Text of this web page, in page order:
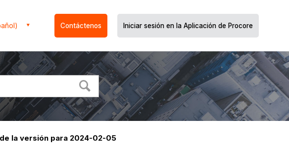
Contáctenos Iniciar sesión en la Aplicación de Procore
la versión para 2024-02-05